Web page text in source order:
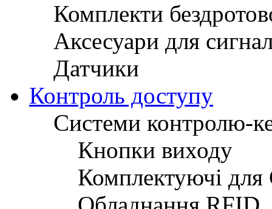
Комплекти
Аксесуари для
Датчики
Контроль доступу
Системи контролю-
Кнопки виходу
Комплектуючі